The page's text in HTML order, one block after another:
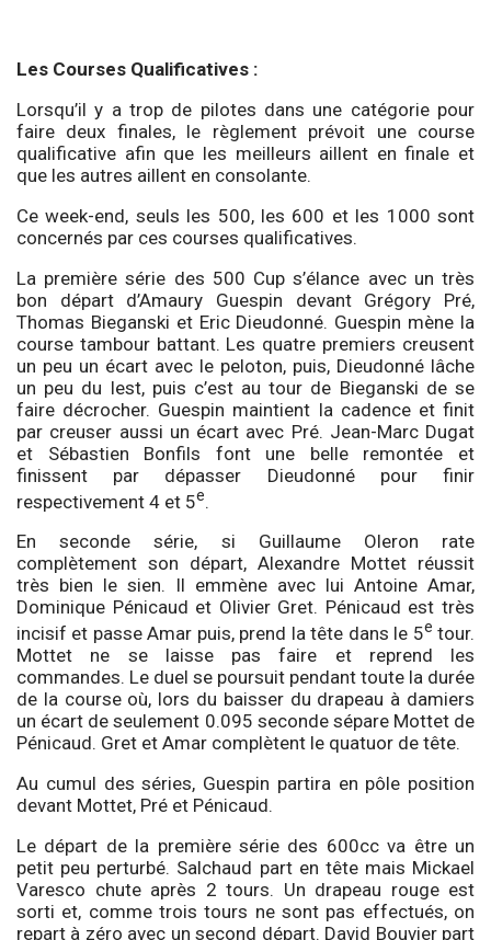
Les Courses Qualificatives :
Lorsqu’il y a trop de pilotes dans une catégorie pour
faire deux finales, le règlement prévoit une course
qualificative afin que les meilleurs aillent en finale et
que les autres aillent en consolante.
Ce week-end, seuls les 500, les 600 et les 1000 sont
concernés par ces courses qualificatives.
La première série des 500 Cup s’élance avec un très
bon départ d’Amaury Guespin devant Grégory Pré,
Thomas Bieganski et Eric Dieudonné. Guespin mène la
course tambour battant. Les quatre premiers creusent
un peu un écart avec le peloton, puis, Dieudonné lâche
un peu du lest, puis c’est au tour de Bieganski de se
faire décrocher. Guespin maintient la cadence et finit
par creuser aussi un écart avec Pré. Jean-Marc Dugat
et Sébastien Bonfils font une belle remontée et
finissent par dépasser Dieudonné pour finir
respectivement 4 et 5e.
En seconde série, si Guillaume Oleron rate
complètement son départ, Alexandre Mottet réussit
très bien le sien. Il emmène avec lui Antoine Amar,
Dominique Pénicaud et Olivier Gret. Pénicaud est très
incisif et passe Amar puis, prend la tête dans le 5e tour.
Mottet ne se laisse pas faire et reprend les
commandes. Le duel se poursuit pendant toute la durée
de la course où, lors du baisser du drapeau à damiers
un écart de seulement 0.095 seconde sépare Mottet de
Pénicaud. Gret et Amar complètent le quatuor de tête.
Au cumul des séries, Guespin partira en pôle position
devant Mottet, Pré et Pénicaud.
Le départ de la première série des 600cc va être un
petit peu perturbé. Salchaud part en tête mais Mickael
Varesco chute après 2 tours. Un drapeau rouge est
sorti et, comme trois tours ne sont pas effectués, on
repart à zéro avec un second départ. David Bouvier part